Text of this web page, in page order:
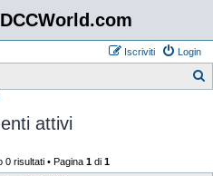
Login
Iscriviti
attivi
risultati • Pagina 1di 1